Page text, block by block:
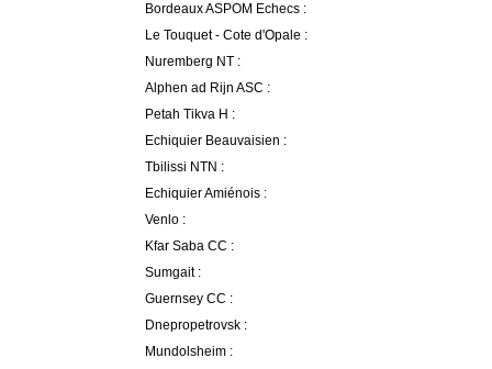
Bordeaux ASPOM Echecs :
Le Touquet - Cote d'Opale :
Nuremberg NT :
Alphen ad Rijn ASC :
Petah Tikva H :
Echiquier Beauvaisien :
Tbilissi NTN :
Echiquier Amiénois :
Venlo :
Kfar Saba CC :
Sumgait :
Guernsey CC :
Dnepropetrovsk :
Mundolsheim :